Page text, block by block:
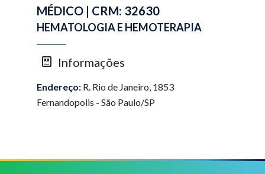
MÉDICO | CRM: 32630
HEMATOLOGIA E HEMOTERAPIA
Informações
Endereço: R. Rio de Janeiro, 1853
Fernandopolis - São Paulo/SP